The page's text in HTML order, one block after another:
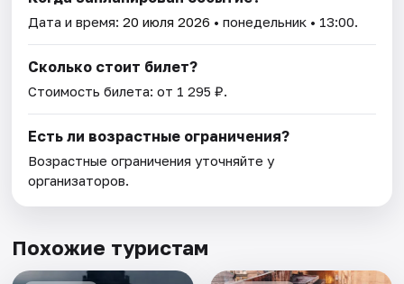
Дата и время:20 июля 2026 • понедельник • 13:00.
Сколько стоит билет?
Стоимость билета: от 1 295 ₽.
Есть ли возрастные ограничения?
Возрастные ограничения уточняйте у
организаторов.
Похожие туристам